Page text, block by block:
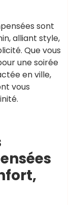
sont
alliant style,
Que vous
une soirée
en ville,
vous